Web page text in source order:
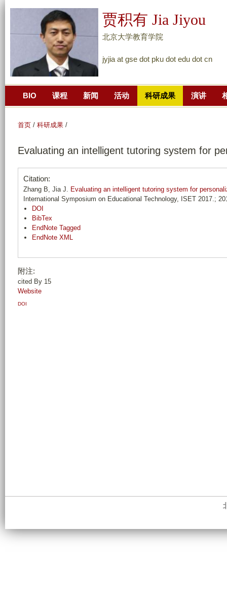
主
分
贾积有 Jia Jiyou
北京大学教育学院
jyjia at gse dot pku dot edu dot cn
BIO 课程 新闻 活动 科研成果 演讲
首页 / 科研成果 /
Evaluating an intelligent tutoring system for
Citation:
Zhang B, Jia J. Evaluating an intelligent tutoring system for
International Symposium on Educational Technology, ISET 2017.;
DOI
BibTex
EndNote Tagged
EndNote XML
附注:
cited By 15
Website
DOI